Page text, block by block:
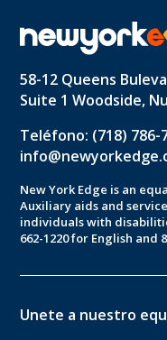
58-12 Queens
Suite 1 Woodside,
Teléfono: (718) 786-
New York Edge is an
Auxiliary aids and
individuals with
662-1220 for English and
Unete a nuestro